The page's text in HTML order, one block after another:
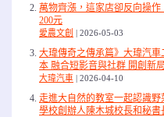
萬物齊漲，這家店卻反向操
200元
愛農文創 2026-05-03
大瑋傳奇之傳承篇》大瑋汽
本 融合短影音與社群 開創新
大瑋汽車 2026-04-10
走進大自然的教室一起認識
學校創辦人陳木城校長和秘書